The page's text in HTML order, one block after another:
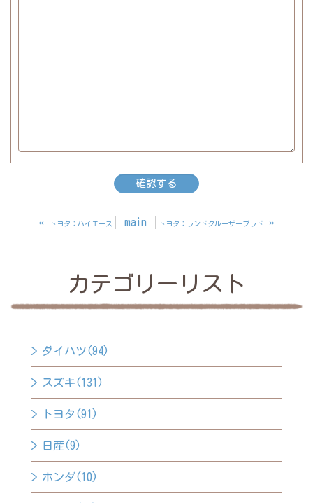
« トヨタ：ハイエース main トヨタ：ランドクルーザープラド »
カテゴリーリスト
ダイハツ(94)
スズキ(131)
トヨタ(91)
日産(9)
ホンダ(10)